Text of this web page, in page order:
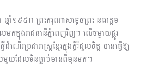
ឆ្នាំ១៩៥៣ ព្រះករុណាសម្ដេចព្រះ នរោត្តម
ក្នុងរាជធានីភ្នំពេញវិញ។ លើចម្ងាយផ្លូវ
ើរប្រជារាស្ត្រខ្មែរក្នុងក្ដីរំជួលចិត្ត បានធ្វើឱ្យ
យដែលមិនធ្លាប់មានពីមុនមក។